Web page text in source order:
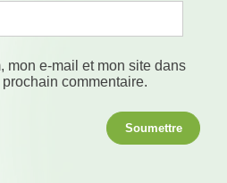
mon e-mail et mon site dans
commentaire.